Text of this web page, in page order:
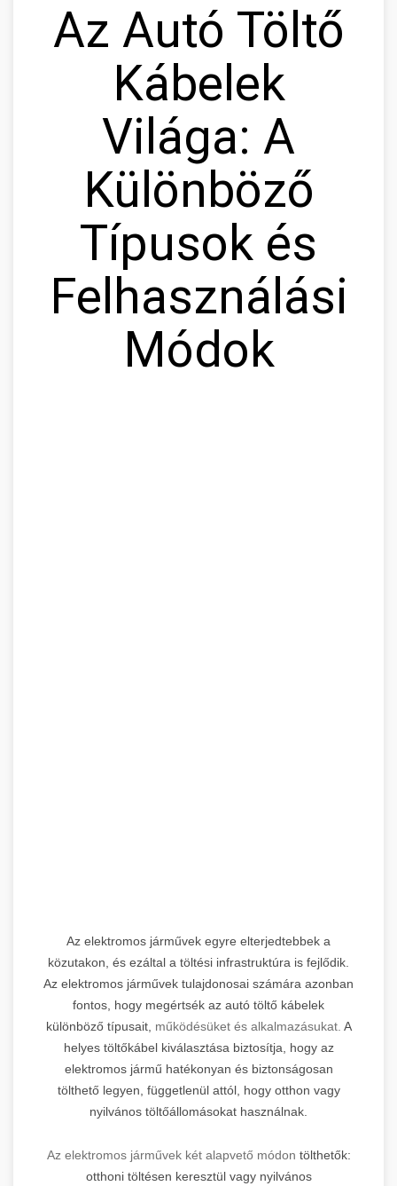
Az Autó Töltő
Kábelek
Világa: A
Különböző
Típusok és
Felhasználási
Módok
Az elektromos járművek egyre elterjedtebbek a
közutakon, és ezáltal a töltési infrastruktúra is fejlődik.
Az elektromos járművek tulajdonosai számára azonban
fontos, hogy megértsék az autó töltő kábelek
különböző típusait, működésüket és alkalmazásukat. A
helyes töltőkábel kiválasztása biztosítja, hogy az
elektromos jármű hatékonyan és biztonságosan
tölthető legyen, függetlenül attól, hogy otthon vagy
nyilvános töltőállomásokat használnak.
Az elektromos járművek két alapvető módon tölthetők:
otthoni töltésen keresztül vagy nyilvános